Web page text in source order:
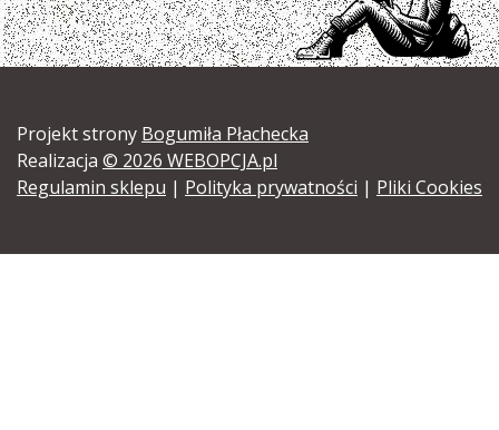
Projekt strony Bogumiła Płachecka
Realizacja © 2026 WEBOPCJA.pl
Regulamin sklepu | Polityka prywatności | Pliki Cookies